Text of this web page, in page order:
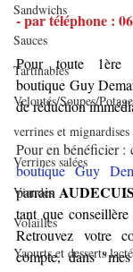
Sandwichs
Sauces
Tartinables
Veloutés/Soupes/
verrines et mignardises
Verrines salées
Viandes
Volailles
Yaourts et desserts
- par téléphone :
Pour toute 1ère
boutique Guy
de réduction
boutique Guy
parrain
tant que conseillère
Retrouvez votre
compte, dans